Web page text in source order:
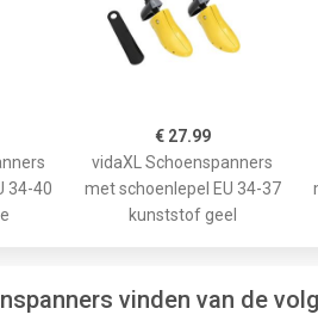
34-40
€ 27.99
vidaXL Schoenspanners
met schoenlepel EU 34-37
kunststof geel
vinden van de